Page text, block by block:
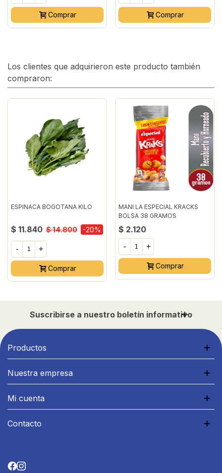
Comprar Comprar
Los clientes que adquirieron este producto también
compraron:
ESPINACA BOGOTANA KILO
$ 11.840 $ 14.800 -20%
- +
Comprar
MANI LA ESPECIAL KRACKS
BOLSA 38 GRAMOS
$ 2.120
- +
Comprar
Suscribirse a nuestro boletín informativo
Productos
Nuestra empresa
Mi cuenta
Contacto